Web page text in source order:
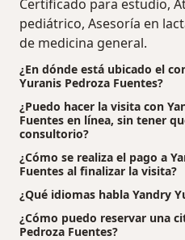
Certificado para estudio,
pediátrico, Asesoría en
de medicina general.
¿En dónde está ubicado el
Yuranis Pedroza Fuentes?
¿Puedo hacer la visita con
Fuentes en línea, sin tener
consultorio?
¿Cómo se realiza el pago a
Fuentes al finalizar la visita?
¿Qué idiomas habla Yandry
¿Cómo puedo reservar una
Pedroza Fuentes?